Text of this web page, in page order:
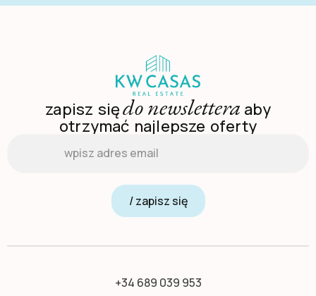
zapisz siędo newslettera aby
otrzymać najlepsze oferty
/ zapisz się
+34 689 039 953